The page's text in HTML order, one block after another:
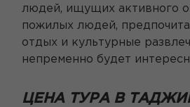
людей, ищущих активного
пожилых людей,
отдых и культурные
непременно будет
ЦЕНА ТУРА В